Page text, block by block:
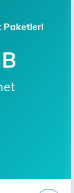
Paketleri